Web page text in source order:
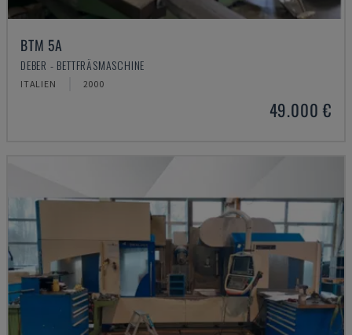
BTM 5A
DEBER - BETTFRÄSMASCHINE
ITALIEN 2000
49.000 €